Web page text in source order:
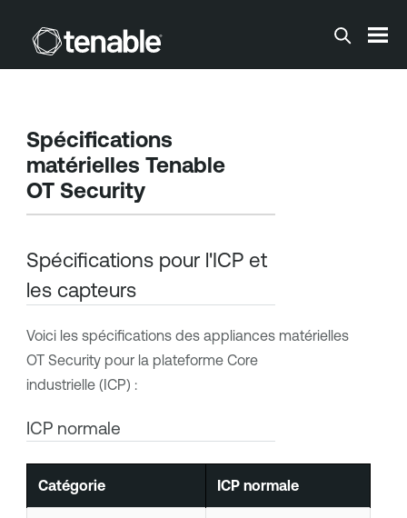
Passer au contenu principal
Spécifications
matérielles Tenable
OT Security
Spécifications pour l'ICP et
les capteurs
Voici les spécifications des appliances matérielles
OT Securitypour la plateforme Core
industrielle (ICP) :
ICP normale
Catégorie ICP normale